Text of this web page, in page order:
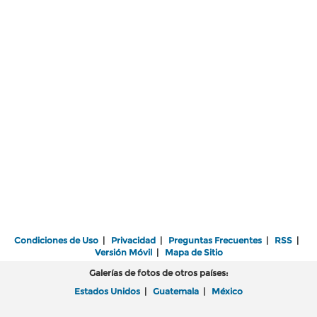
Condiciones de Uso | Privacidad | Preguntas Frecuentes | RSS |
Versión Móvil| Mapa de Sitio
Galerías de fotos de otros países:
Estados Unidos | Guatemala | México